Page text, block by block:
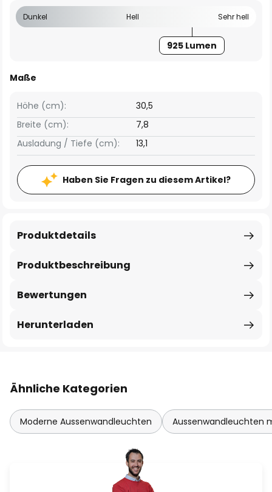
Dunkel Hell Sehr hell
925 Lumen
Maße
Breite (cm): 7,8
Höhe (cm): 30,5
Ausladung / Tiefe (cm): 13,1
Haben Sie Fragen zu diesem Artikel?
Produktbeschreibung
Produktdetails
Bewertungen
Herunterladen
Ähnliche Kategorien
Moderne Aussenwandleuchten Aussenwandleuchten